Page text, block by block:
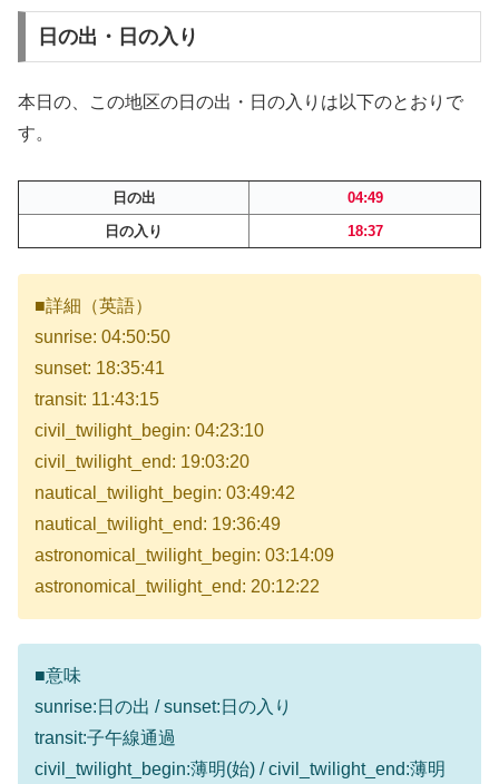
日の出・日の入り
本日の、この地区の日の出・日の入りは以下のとおりで
す。
日の出
04:49
日の入り
18:37
■詳細（英語）
sunrise: 04:50:50
sunset: 18:35:41
transit: 11:43:15
civil_twilight_begin: 04:23:10
civil_twilight_end: 19:03:20
nautical_twilight_begin: 03:49:42
nautical_twilight_end: 19:36:49
astronomical_twilight_begin: 03:14:09
astronomical_twilight_end: 20:12:22
■意味
sunrise:日の出 / sunset:日の入り
transit:子午線通過
civil_twilight_begin:薄明(始) / civil_twilight_end:薄明